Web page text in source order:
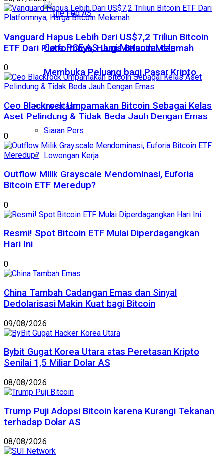
Core PCE AS Juni Melandai dan
Membuka Peluang bagi Pasar Kripto
Investasi
Siaran Pers
Lowongan Kerja
Vanguard Hapus Lebih Dari US$7,2 Triliun Bitcoin
ETF Dari Platformnya, Harga Bitcoin Melemah
0
Ceo Blackrock Umpamakan Bitcoin Sebagai Kelas
Aset Pelindung & Tidak Beda Jauh Dengan Emas
0
Outflow Milik Grayscale Mendominasi, Euforia
Bitcoin ETF Meredup?
0
Resmi! Spot Bitcoin ETF Mulai Diperdagangkan
Hari Ini
0
China Tambah Cadangan Emas dan Sinyal
Dedolarisasi Makin Kuat bagi Bitcoin
09/08/2026
Bybit Gugat Korea Utara atas Peretasan Kripto
Senilai 1,5 Miliar Dolar AS
08/08/2026
Trump Puji Adopsi Bitcoin karena Kurangi Tekanan
terhadap Dolar AS
08/08/2026